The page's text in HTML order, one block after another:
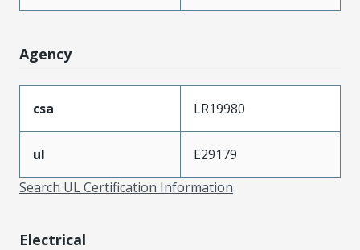
Agency
csa LR19980
ul
E29179
Search UL Certification Information
Electrical